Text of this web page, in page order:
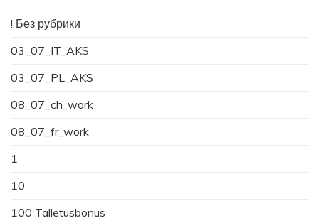
! Без рубрики
03_07_IT_AKS
03_07_PL_AKS
08_07_ch_work
08_07_fr_work
1
10
100 Talletusbonus